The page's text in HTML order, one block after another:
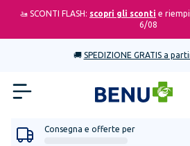
🚤 SCONTI FLASH: scopri gli sconti e
6/08
🚚 SPEDIZIONE GRATIS a
Consegna e offerte per